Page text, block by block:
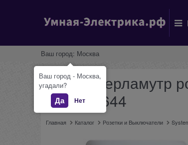
Ваш город: Москва
Glossa перламутр
GSL000644
Главная Каталог Розетки и Выключатели
Ваш город - Москва,
угадали?
Да Нет